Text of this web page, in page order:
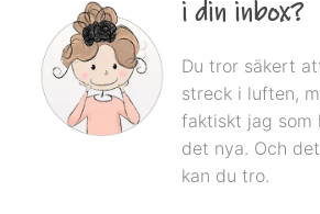
i din inbox?
Du tror säkert
streck i luften,
faktiskt jag som
det nya. Och
kan du tro.